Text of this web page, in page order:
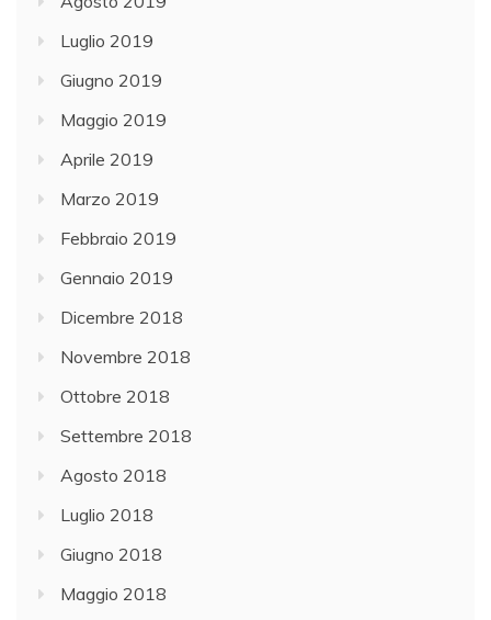
Luglio 2019
Giugno 2019
Maggio 2019
Aprile 2019
Marzo 2019
Febbraio 2019
Gennaio 2019
Dicembre 2018
Novembre 2018
Ottobre 2018
Settembre 2018
Agosto 2018
Luglio 2018
Giugno 2018
Maggio 2018